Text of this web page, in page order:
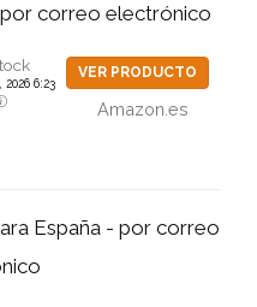
correo electrónico
6:23
VER PRODUCTO
Amazon.es
España - por correo